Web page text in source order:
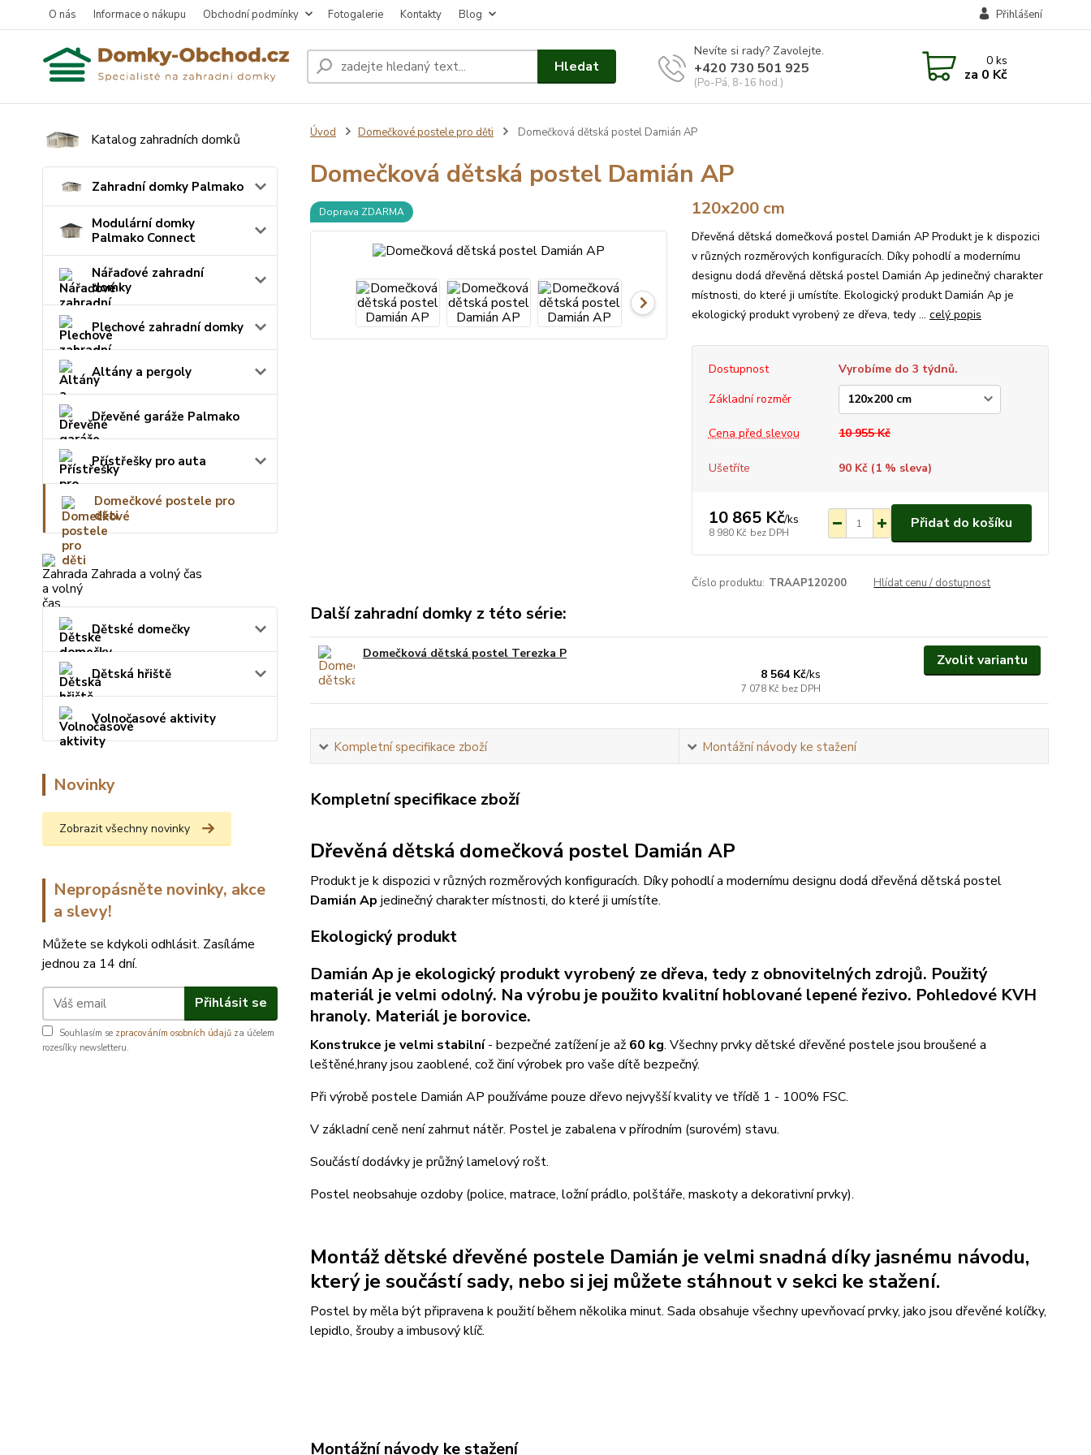
O nás Informace o nákupu Obchodní podmínky Fotogalerie Kontakty Blog Přihlášení
Hledat
Nevíte si rady? Zavolejte.
+420 730 501 925
(Po-Pá, 8-16 hod.)
0ks
za 0 Kč
Katalog zahradních domků
Zahradní domky Palmako
Modulární domky
Palmako Connect
Nářaďové zahradní
domky
Plechové zahradní domky
Altány a pergoly
Dřevěné garáže Palmako
Přístřešky pro auta
Domečkové postele pro
děti
Zahrada a volný čas
Dětské domečky
Dětská hřiště
Volnočasové aktivity
Novinky
Zobrazit všechny novinky
Nepropásněte novinky, akce
a slevy!
Můžete se kdykoli odhlásit. Zasíláme
jednou za 14 dní.
Přihlásit se
Souhlasím se zpracováním osobních údajů za účelem
rozesílky newsletteru.
Úvod Domečkové postele pro děti Domečková dětská postel Damián AP
Domečková dětská postel Damián AP
Doprava ZDARMA 120x200 cm
Dřevěná dětská domečková postel Damián AP Produkt je k dispozici
v různých rozměrových konfiguracích. Díky pohodlí a modernímu
designu dodá dřevěná dětská postel Damián Ap jedinečný charakter
místnosti, do které ji umístíte. Ekologický produkt Damián Ap je
ekologický produkt vyrobený ze dřeva, tedy ... celý popis
Dostupnost
Vyrobíme do 3 týdnů.
Základní rozměr
Cena před slevou 10 955 Kč
Ušetříte 90 Kč (1% sleva)
10 865 Kč/ks
8 980 Kč bez DPH
Přidat do košíku
Číslo produktu: TRAAP120200 Hlídat cenu / dostupnost
Další zahradní domky z této série:
Domečková dětská postel Terezka P
8 564 Kč/ks
7 078 Kč bez DPH
Zvolit variantu
Kompletní specifikace zboží Montážní návody ke stažení
Kompletní specifikace zboží
Dřevěná dětská domečková postel Damián AP
Produkt je k dispozici v různých rozměrových konfiguracích. Díky pohodlí a modernímu designu dodá dřevěná dětská postel
Damián Ap jedinečný charakter místnosti, do které ji umístíte.
Ekologický produkt
Damián Ap je ekologický produkt vyrobený ze dřeva, tedy z obnovitelných zdrojů. Použitý
materiál je velmi odolný. Na výrobu je použito kvalitní hoblované lepené řezivo. Pohledové KVH
hranoly. Materiál je borovice.
Konstrukce je velmi stabilní- bezpečné zatížení je až 60 kg. Všechny prvky dětské dřevěné postele jsou broušené a
leštěné,hrany jsou zaoblené, což činí výrobek pro vaše dítě bezpečný.
Při výrobě postele Damián AP používáme pouze dřevo nejvyšší kvality ve třídě 1 - 100% FSC.
V základní ceně není zahrnut nátěr. Postel je zabalena v přírodním (surovém) stavu.
Součástí dodávky je průžný lamelový rošt.
Postel neobsahuje ozdoby (police, matrace, ložní prádlo, polštáře, maskoty a dekorativní prvky).
Montáž dětské dřevěné postele Damián je velmi snadná díky jasnému návodu,
který je součástí sady, nebo si jej můžete stáhnout v sekci ke stažení.
Postel by měla být připravena k použití během několika minut. Sada obsahuje všechny upevňovací prvky, jako jsou dřevěné kolíčky,
lepidlo, šrouby a imbusový klíč.
Montážní návody ke stažení